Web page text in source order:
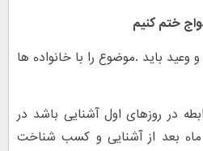
ختم کنیم
وﻋﯿﺪ ﺑﺎﯾﺪ .ﻣﻮﺿﻮع را ﺑﺎ ﺧﺎﻧﻮادﻩ ﻫﺎ
در روزﻫﺎی اول آﺷﻨﺎﯾﯽ ﺑﺎﺷﺪ در
ﺑﻌﺪ از آﺷﻨﺎﯾﯽ و ﮐﺴﺐ ﺷﻨﺎﺧﺖ